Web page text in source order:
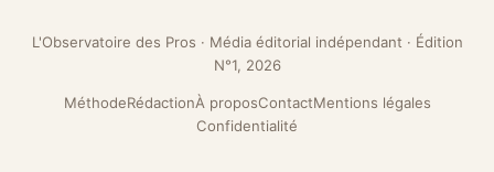
L'Observatoire des Pros · Média éditorial indépendant · Édition
N°1, 2026
MéthodeRédactionÀ proposContactMentions légales
Confidentialité